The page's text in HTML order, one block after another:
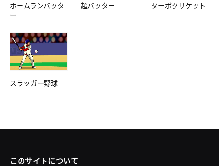
ホームランバッタ
ー
超バッター ターボクリケット
スラッガー野球
このサイトについて